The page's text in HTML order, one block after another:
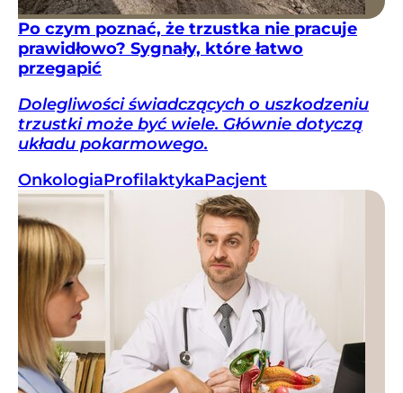
Po czym poznać, że trzustka nie pracuje
prawidłowo? Sygnały, które łatwo
przegapić
Dolegliwości świadczących o uszkodzeniu
trzustki może być wiele. Głównie dotyczą
układu pokarmowego.
OnkologiaProfilaktykaPacjent